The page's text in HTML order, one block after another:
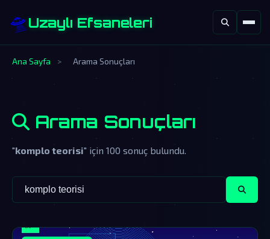
🛸Uzaylı Efsaneleri
Ana Sayfa > Arama Sonuçları
Arama Sonuçları
"komplo teorisi" için 100 sonuç bulundu.